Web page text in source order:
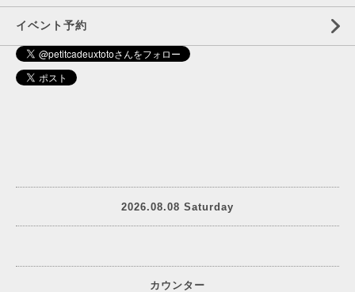
イベント予約
2026.08.08 Saturday
カウンター